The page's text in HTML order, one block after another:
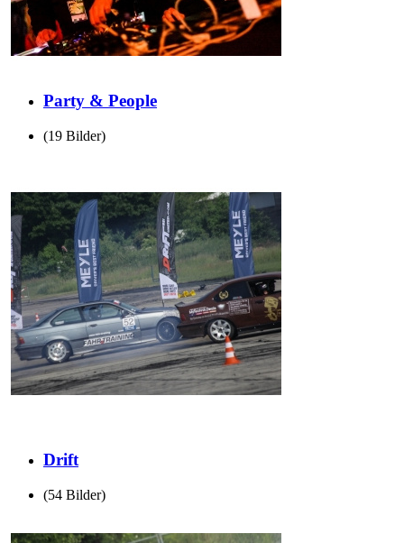
Party & People
(19 Bilder)
Drift
(54 Bilder)